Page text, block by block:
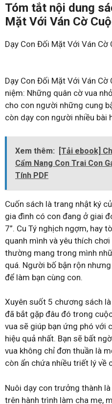
Tóm tắt nội dung
Mặt Với Ván Cờ
​Dạy Con Đối Mặt Với Ván Cờ
Dạy Con Đối Mặt Với Ván
niệm: Những quân cờ vua
cho con người những cung
còn dạy con người nhiều bài
Xem thêm:
[Tải ebook]
Cẩm Nang Con Trai Con
Tính PDF
Cuốn sách là trang nhật ký
gia đình có con đang ở giai
7”. Cu Tý nghịch ngợm, hay
quanh mình và yêu thích
thường mang trong mình
quá. Người bố bận rộn
để làm bạn cùng con.
Xuyên suốt 5 chương sách
đã bắt gặp đâu đó trong
vua sẽ giúp bạn ứng phó với
hiệu quả nhất. Bạn sẽ bất
vua không chỉ đơn thuần là
còn ẩn chứa nhiều triết lý về
Nuôi dạy con trưởng thành
trên hành trình làm cha mẹ,